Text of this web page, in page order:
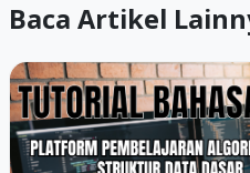
Baca Artikel